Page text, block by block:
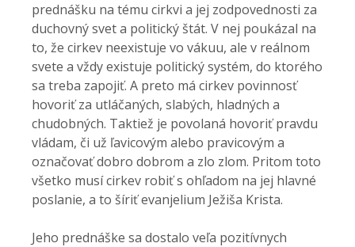
prednášku na tému cirkvi a jej zodpovednosti za
duchovný svet a politický štát. V nej poukázal na
to, že cirkev neexistuje vo vákuu, ale v reálnom
svete a vždy existuje politický systém, do ktorého
sa treba zapojiť. A preto má cirkev povinnosť
hovoriť za utláčaných, slabých, hladných a
chudobných. Taktiež je povolaná hovoriť pravdu
vládam, či už ľavicovým alebo pravicovým a
označovať dobro dobrom a zlo zlom. Pritom toto
všetko musí cirkev robiť s ohľadom na jej hlavné
poslanie, a to šíriť evanjelium Ježiša Krista.
Jeho prednáške sa dostalo veľa pozitívnych